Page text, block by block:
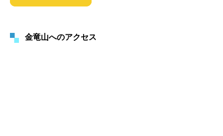
金竜山へのアクセス